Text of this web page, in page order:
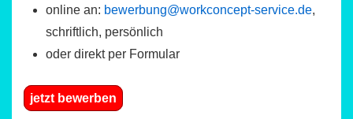
online an: bewerbung@workconcept-service.de,
schriftlich, persönlich
oder direkt per Formular
jetzt bewerben